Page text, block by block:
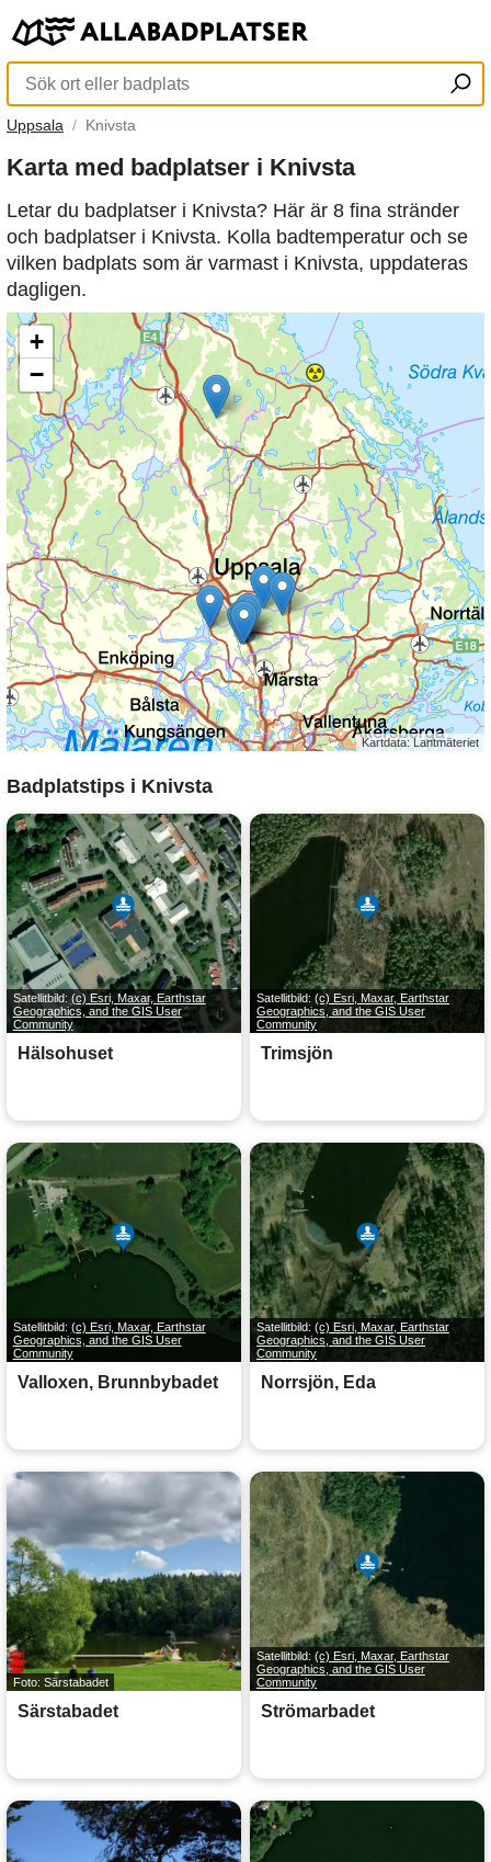
Uppsala Knivsta
Karta med badplatser i Knivsta
Letar du badplatser i Knivsta? Här är 8 fina stränder
och badplatser i Knivsta. Kolla badtemperatur och se
vilken badplats som är varmast i Knivsta, uppdateras
dagligen.
+
−
Kartdata: Lantmäteriet
Badplatstips i Knivsta
Satellitbild: (c) Esri, Maxar, Earthstar
Geographics, and the GIS User
Community
Hälsohuset
Satellitbild: (c) Esri, Maxar, Earthstar
Geographics, and the GIS User
Community
Trimsjön
Satellitbild: (c) Esri, Maxar, Earthstar
Geographics, and the GIS User
Community
Valloxen, Brunnbybadet
Satellitbild: (c) Esri, Maxar, Earthstar
Geographics, and the GIS User
Community
Norrsjön, Eda
Foto: Särstabadet
Särstabadet
Satellitbild: (c) Esri, Maxar, Earthstar
Geographics, and the GIS User
Community
Strömarbadet